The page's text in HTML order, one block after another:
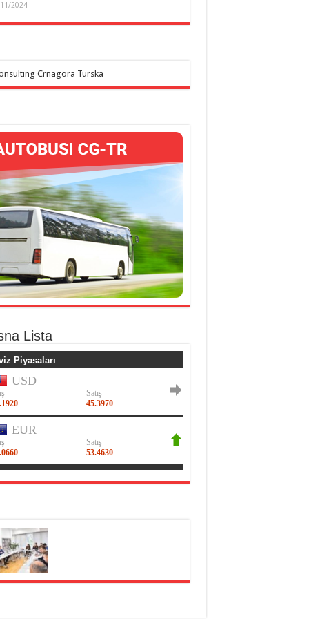
2024
Lista